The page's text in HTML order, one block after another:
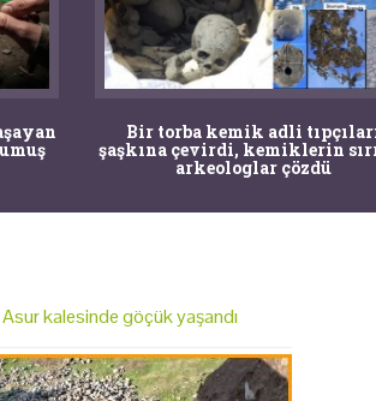
Bir torba kemik adli
şaşkına çevirdi, kemiklerin
arkeologlar çözdü
Asur kalesinde göçük yaşandı